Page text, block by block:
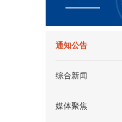
通知公告
综合新闻
媒体聚焦